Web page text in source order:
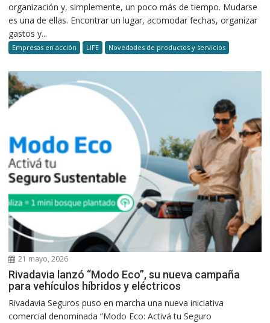
organización y, simplemente, un poco más de tiempo. Mudarse
es una de ellas. Encontrar un lugar, acomodar fechas, organizar
gastos y...
Empresas en acción LIFE Novedades de productos y servicios
21 mayo, 2026
Rivadavia lanzó “Modo Eco”, su nueva campaña
para vehículos híbridos y eléctricos
Rivadavia Seguros puso en marcha una nueva iniciativa
comercial denominada “Modo Eco: Activá tu Seguro